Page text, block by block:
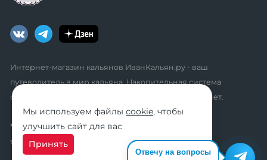
Мы используем файлы cookie, чтобы
улучшить сайт для вас
Принять
Интернет-магазин кальянов ИванКальян.ру - ваш
путеводитель в мир кальяна. Накопительная система
скидок, промокоды, акции. Удобный личный кабинет.
* мы не осуществляем дистанционную продажу
табачной продукции розничным клиентам
Отвечу на вопросы